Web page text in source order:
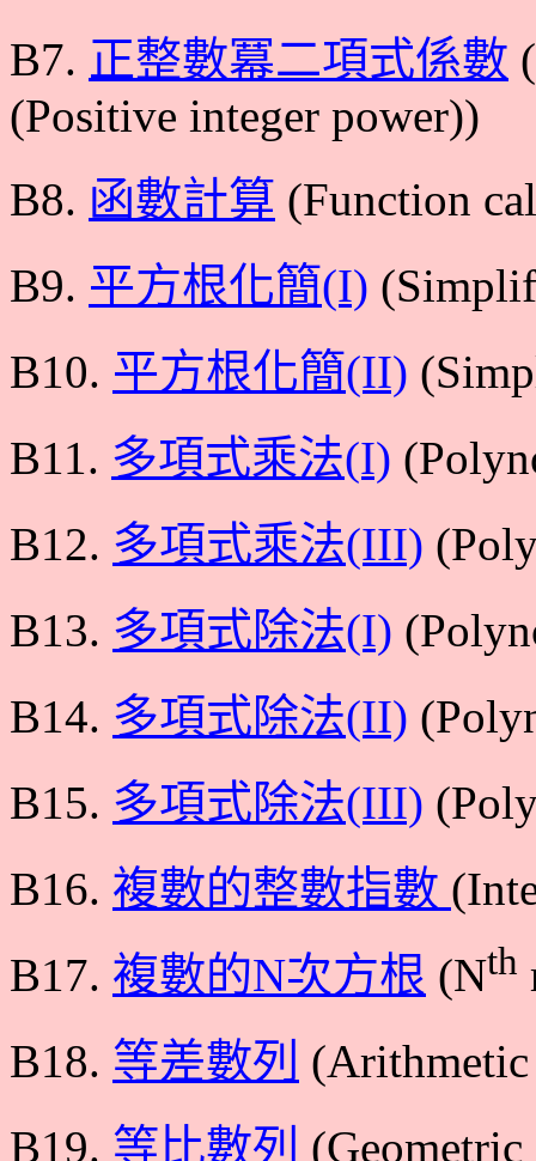
B7. 正整數冪二項式係數
(Positive integer power))
B8. 函數計算 (Function
B9. 平方根化簡(I)
B10. 平方根化簡(II)
B11. 多項式乘法(I)
B12. 多項式乘法(III)
B13. 多項式除法(I)
B14. 多項式除法(II)
B15. 多項式除法(III)
B16. 複數的整數指數
B17. 複數的N次方根 (Nth
B18. 等差數列 (Arithmetic
B19. 等比數列 (Geometric